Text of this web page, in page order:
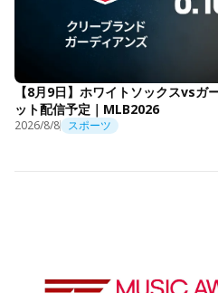
【8月9日】ホワイトソックスvs
ット配信予定｜MLB2026
2026/8/8 スポーツ